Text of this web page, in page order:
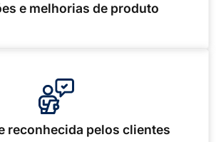
e melhorias de produto
reconhecida pelos clientes